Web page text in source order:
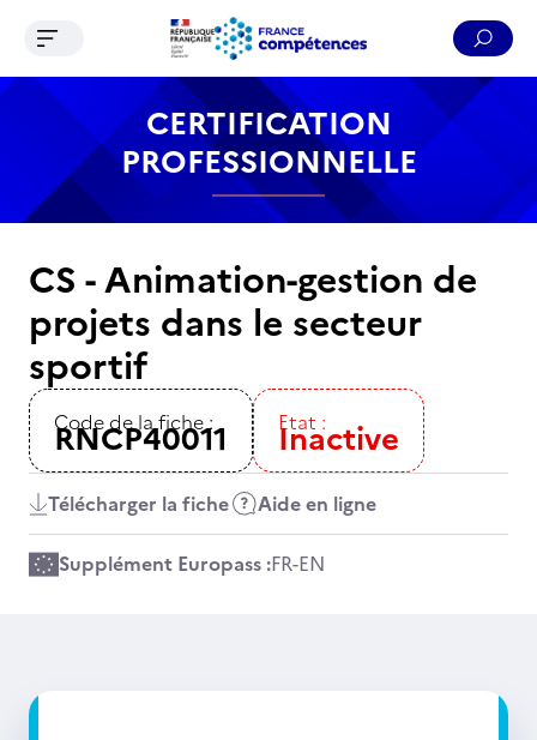
Contenu Recherche Menu Pied de page
Ouvrir le menu de navigation
CERTIFICATION
PROFESSIONNELLE
CS - Animation-gestion de
projets dans le secteur
sportif
Code de la fiche :
RNCP40011 Etat :
Inactive
Télécharger la fiche Aide en ligne
Supplément Europass :FR-EN